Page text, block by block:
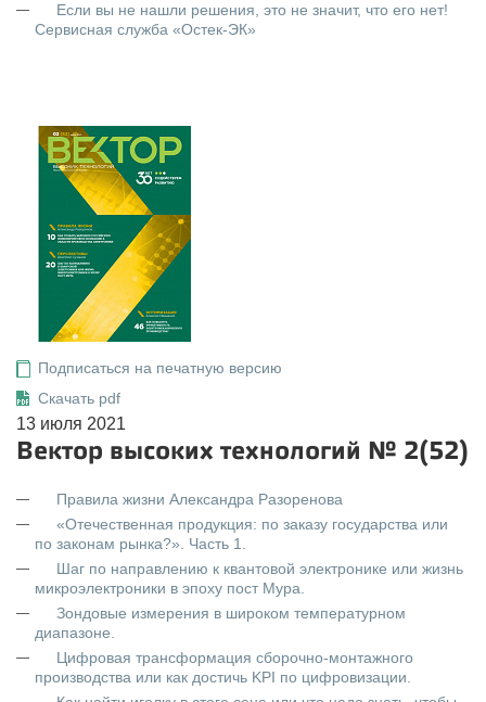
Если вы не нашли решения, это не значит, что его нет!
Сервисная служба «Остек-ЭК»
Подписаться на печатную версию
Скачать pdf
13 июля 2021
Вектор высоких технологий № 2(52)
Правила жизни Александра Разоренова
«Отечественная продукция: по заказу государства или
по законам рынка?». Часть 1.
Шаг по направлению к квантовой электронике или жизнь
микроэлектроники в эпоху пост Мура.
Зондовые измерения в широком температурном
диапазоне.
Цифровая трансформация сборочно-монтажного
производства или как достичь KPI по цифровизации.